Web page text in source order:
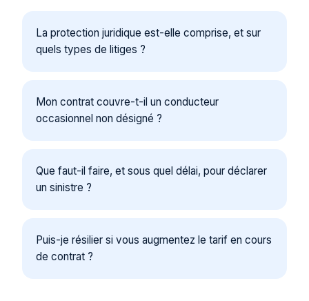
La protection juridique est-elle comprise, et sur
quels types de litiges ?
Mon contrat couvre-t-il un conducteur
occasionnel non désigné ?
Que faut-il faire, et sous quel délai, pour déclarer
un sinistre ?
Puis-je résilier si vous augmentez le tarif en cours
de contrat ?